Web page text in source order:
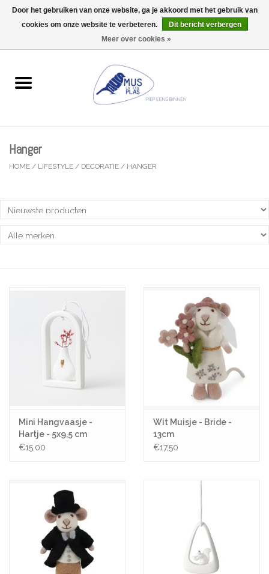
0 Artikelen - €0,00
Wenskaarten
Lifestyle
Cadeaubonnen
Hanger
HOME / LIFESTYLE / DECORATIE / HANGER
Mini Hangvaasje -
Hartje - 5x9,5 cm
€15,00
Wit Muisje - Bride -
13cm
€17,50
Door het gebruiken van onze website, ga je akkoord met het gebruik van
cookies om onze website te verbeteren.
Dit bericht verbergen
Meer over cookies »
Wij zijn uitzonderlijk gesloten op Do 13/08